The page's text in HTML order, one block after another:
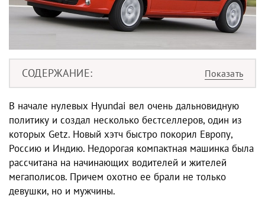
СОДЕРЖАНИЕ
В начале нулевых Hyundai вел очень дальновидную
политику и создал несколько бестселлеров, один из
которых Getz. Новый хэтч быстро покорил Европу,
Россию и Индию. Недорогая компактная машинка была
рассчитана на начинающих водителей и жителей
мегаполисов. Причем охотно ее брали не только
девушки, но и мужчины.